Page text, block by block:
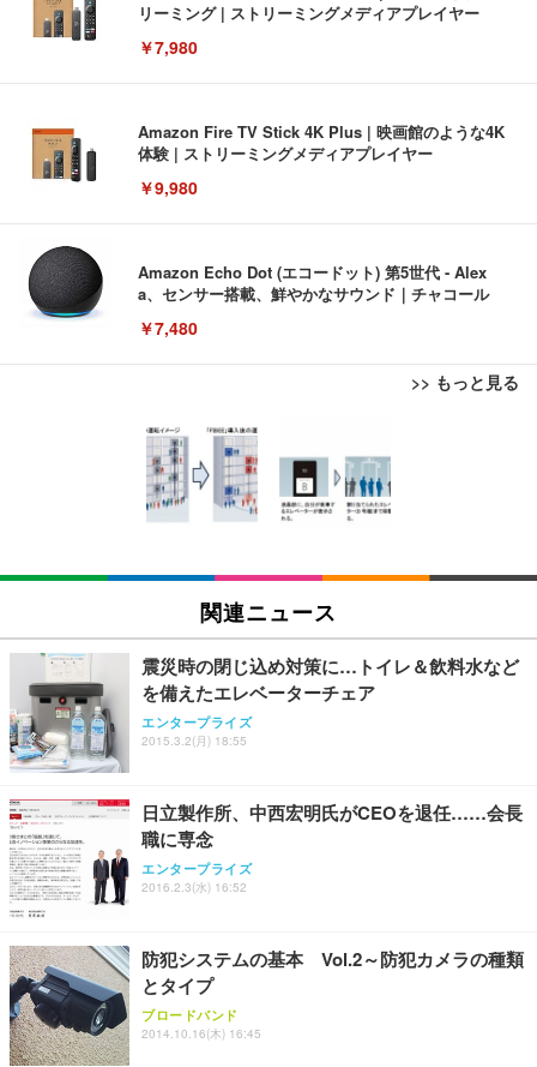
リーミング | ストリーミングメディアプレイヤー
￥7,980
Amazon Fire TV Stick 4K Plus | 映画館のような4K
体験 | ストリーミングメディアプレイヤー
￥9,980
Amazon Echo Dot (エコードット) 第5世代 - Alex
a、センサー搭載、鮮やかなサウンド｜チャコール
￥7,480
>> もっと見る
[EdoErgo] オフィスチェア 椅子 テレワーク 疲れな
い 跳ね上げ式アームレスト コンパクト 約105度ロッ
キング pc 事務椅子 360度回転 座面昇降 強化ナイロ
ン樹脂ベース 通気性メッシュ 在宅ワーク H-WY01
(黒網+黒枠+黒足)
￥5,699
SIHOO B100 オフィスチェア／デスクチェア メッシ
ュチェア 人間工学 疲れない ブラック
￥27,999
Sezlife オフィスチェア デスクチェア 疲れない テレ
ワーク チェア 強化バックレスト 30度ロッキング機
能 人間工学 椅子 腰サポート 90度跳ね上げ式アーム
務用 おしゃれ パソコンチェア (ブラック)
Sezlife オフィスチェア デスクチェア 疲れない テレ
ワーク チェア 強化バックレスト 30度ロッキング機
能 人間工学 椅子 腰サポート 90度跳ね上げ式アーム
務用 おしゃれ パソコンチェア (ホワイト)
ANDWINT オフィスチェア デスクチェア 肘なし メ
ッシュ 通気性 ランバーサポート付き 腰サポート ガ
ス圧無段階昇降 360度回転 キャスター付き コンパク
EIZO ビジネス向けプレミアムモニター | FlexScan
EV3240X-WT | 31.5型4K UHD・USB Type-C・ホワ
イト
￥105,595
EIZO ビジネス向けプレミアムモニター | FlexScan
￥109,572
【純正品】27"ゲーミングモニター DualSense 充電
フック付き（CFI-ZDM1J）
【整備済み品】Dell E2724HS 27インチ 液晶モニタ
ー フルHD（1920×1080）VA 非光沢 HDMI/DisplayP
ort/VGA スピーカー内蔵 高さ調整 スイベル VESA対
【MiniLED/24.5inch/280Hz/FHD】GRAPHT THE S
HOOTER Gaming Monitor 24” Essential ゲーミン
グモニター QD 24.5インチ 1ms FHD 量子ドット 残
Amazonベーシック ペットシーツ 薄型 レギュラー 1
回使い捨て 無香料 ホワイト 300枚
￥3,373
Amazonベーシック ペットシーツ 厚型 ワイド 42枚
x2袋(84枚) ホワイト(吸収面:ライトブルー)
￥3,234
ネオ・ルーライフ ネオ・オムツ L 中型犬用 26枚入
り 単品
Smart Basic(スマートベーシック) 【Amazon.co.jp
限定】 Smart Basic アイリスオーヤマ ペットシーツ
超厚型 お徳用 ワイド 100枚入 (x 1) (ケース販売)
アイリスオーヤマ ペットシーツ 超厚型 お徳用 レギ
ュラー 200枚入【Amazon.co.jp限定】
関連ニュース
震災時の閉じ込め対策に…トイレ＆飲料水など
を備えたエレベーターチェア
エンタープライズ
2015.3.2(月) 18:55
日立製作所、中西宏明氏がCEOを退任……会長
職に専念
エンタープライズ
2016.2.3(水) 16:52
防犯システムの基本 Vol.2～防犯カメラの種類
とタイプ
ブロードバンド
2014.10.16(木) 16:45